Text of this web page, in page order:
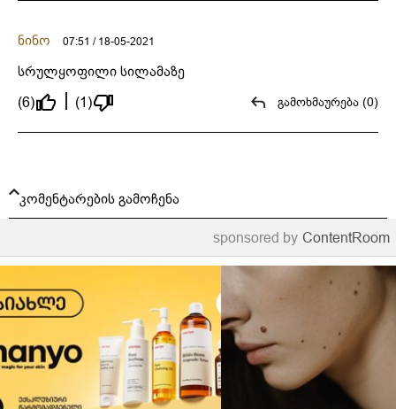
ნინო 07:51 / 18-05-2021
სრულყოფილი სილამაზე
(6)
(1) გამოხმაურება (0)
კომენტარების გამოჩენა
sponsored by ContentRoom